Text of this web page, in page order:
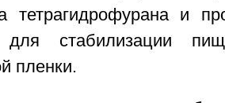
тетрагидрофурана и
для стабилизации
пленки.